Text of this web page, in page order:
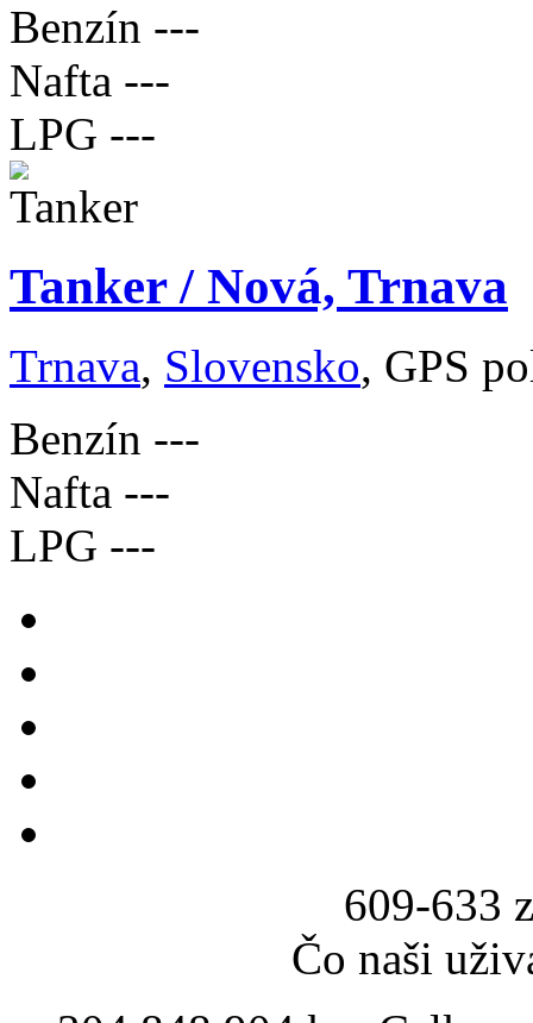
Benzín ---
Nafta ---
LPG ---
Tanker / Nová, Trnava
Trnava, Slovensko, GPS
Benzín ---
Nafta ---
LPG ---
609-633
Čo naši